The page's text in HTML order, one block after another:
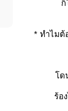
ก็
* ทำไมต้
โด
ร้อ